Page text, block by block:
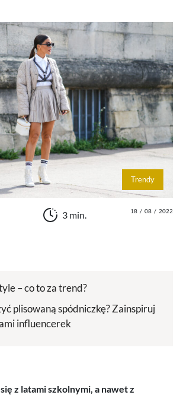
Trendy
3 min. 18 / 08 / 2022
– co to za trend?
plisowaną spódniczkę? Zainspiruj
influencerek
z latami szkolnymi, a nawet z